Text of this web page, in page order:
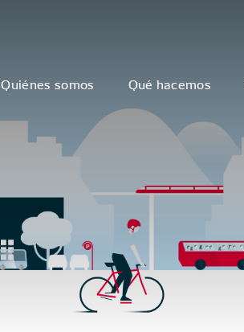
Quiénes somos Qué hacemos